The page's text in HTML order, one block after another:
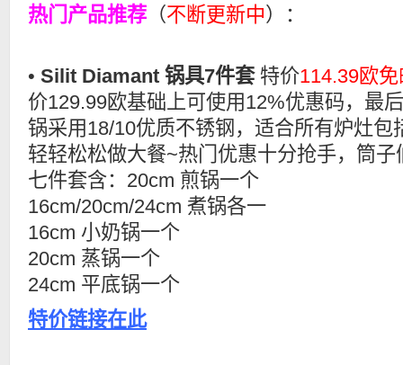
热门产品推荐 （不断更新中）：
• Silit Diamant 锅具7件套特价114.39欧免
价129.99欧基础上可使用12%优惠码，最
锅采用18/10优质不锈钢，适合所有炉灶包
轻轻松松做大餐~热门优惠十分抢手，筒子
七件套含：20cm 煎锅一个
16cm/20cm/24cm 煮锅各一
16cm 小奶锅一个
20cm 蒸锅一个
24cm 平底锅一个
特价链接在此